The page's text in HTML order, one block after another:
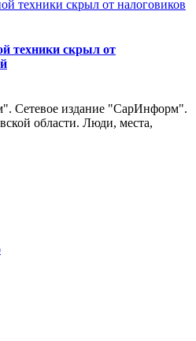
техники скрыл от
Сетевое издание "СарИнформ".
области. Люди, места,